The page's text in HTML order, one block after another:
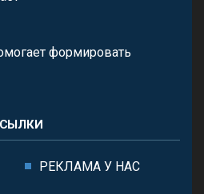
формировать
РЕКЛАМА У НАС